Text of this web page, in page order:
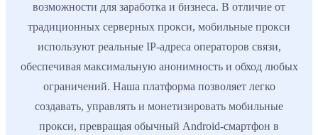
возможности для заработка и бизнеса. В отличие от
традиционных серверных прокси, мобильные прокси
используют реальные IP-адреса операторов связи,
обеспечивая максимальную анонимность и обход любых
ограничений. Наша платформа позволяет легко
создавать, управлять и монетизировать мобильные
прокси, превращая обычный Android-смартфон в